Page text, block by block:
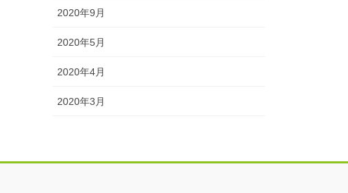
2020年9月
2020年5月
2020年4月
2020年3月